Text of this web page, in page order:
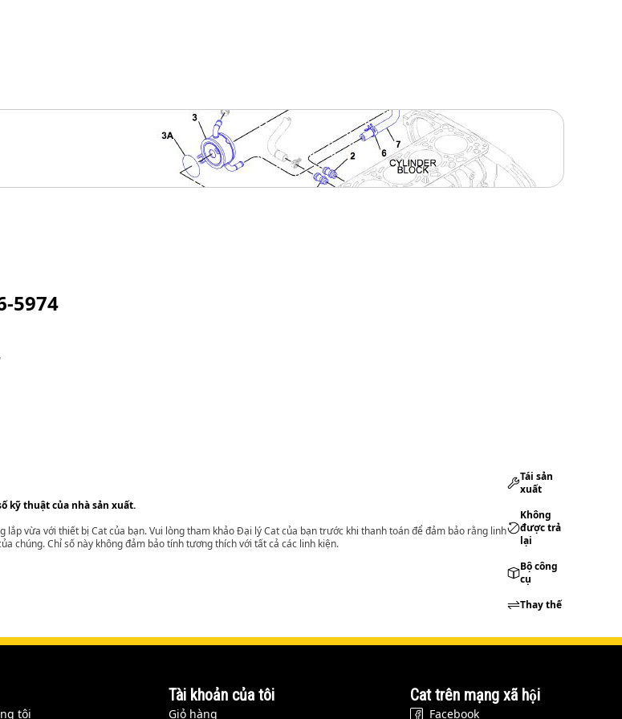
5974
kỹ thuật của nhà sản xuất.
vừa với thiết bị Cat của bạn. Vui lòng tham khảo Đại lý Cat của bạn trước khi thanh toán để đảm bảo rằng linh
chúng. Chỉ số này không đảm bảo tính tương thích với tất cả các linh kiện.
Tái sản
xuất
Không
được trả
lại
Bộ công
cụ
Thay thế
tôi
Tài khoản của tôi
Giỏ hàng
Cat trên mạng xã hội
Facebook